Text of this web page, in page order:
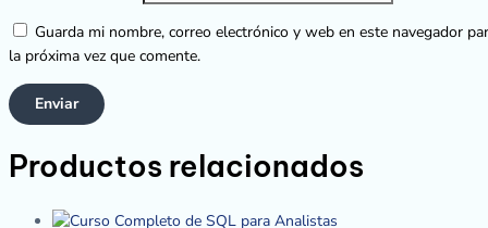
Guarda mi nombre, correo electrónico y web en este navegador
la próxima vez que comente.
Productos relacionados